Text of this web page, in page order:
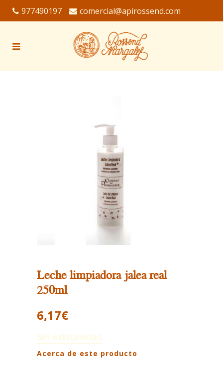
977490197 comercial@apirossend.com
Leche limpiadora jalea real
250ml
6,17€
Sin existencias
Acerca de este producto